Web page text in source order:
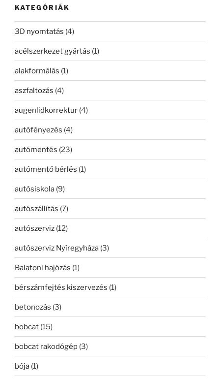
KATEGÓRIÁK
3D nyomtatás (4)
acélszerkezet gyártás (1)
alakformálás (1)
aszfaltozás (4)
augenlidkorrektur (4)
autófényezés (4)
autómentés (23)
autómentő bérlés (1)
autósiskola (9)
autószállítás (7)
autószerviz (12)
autószerviz Nyíregyháza (3)
Balatoni hajózás (1)
bérszámfejtés kiszervezés (1)
betonozás (3)
bobcat (15)
bobcat rakodógép (3)
bója (1)